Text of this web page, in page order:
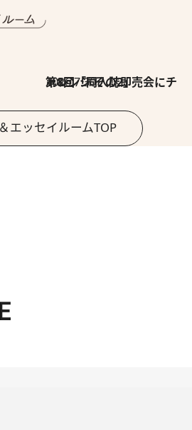
2026.7.30
第8回「同人誌即売会にチャレンジ その2」
エッセイルームTOP